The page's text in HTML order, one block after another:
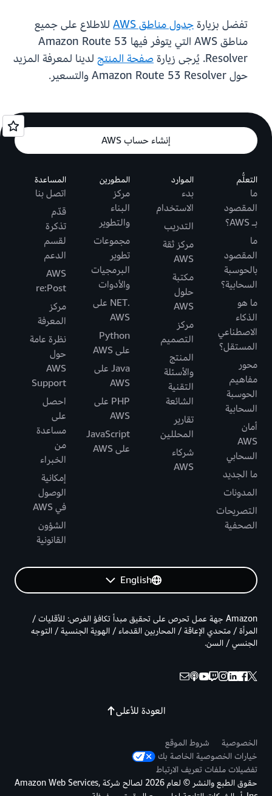
تفضل بزيارةجدول مناطق AWS
للاطلاع على جميع
مناطق AWS التي يتوفر فيها Amazon Route 53
Resolver. يُرجى زيارة
صفحة المنتج لدينا لمعرفة المزيد
حول Amazon Route 53 Resolver والتسعير.
إنشاء حساب AWS
التعلُّم
ما
المقصود
بـ AWS؟
ما
المقصود
بالحوسبة
السحابية؟
ما هو
الذكاء
الاصطناعي
المستقل؟
محور
مفاهيم
الحوسبة
السحابية
أمان
AWS
السحابي
ما الجديد
المدونات
التصريحات
الصحفية
الموارد
بدء
الاستخدام
التدريب
مركز ثقة
AWS
مكتبة
حلول
AWS
مركز
التصميم
المنتج
والأسئلة
التقنية
الشائعة
تقارير
المحللين
شركاء
AWS
المطورين
مركز
البناء
والتطوير
مجموعات
تطوير
البرمجيات
والأدوات
.NET على
AWS
Python
على AWS
Java على
AWS
PHP على
AWS
JavaScript
على AWS
المساعدة
اتصل بنا
قدّم
تذكرة
لقسم
الدعم
AWS
re:Post
مركز
المعرفة
نظرة عامة
حول
AWS
Support
احصل
على
مساعدة
من
الخبراء
إمكانية
الوصول
في AWS
الشؤون
القانونية
English
العودة للأعلى
Amazon جهة عمل تحرص على تحقيق مبدأ تكافؤ الفرص: للأقليات /
المرأة / متحدي الإعاقة / المحاربين القدماء / الهوية الجنسية / التوجه
الجنسي / السن.
الخصوصية
شروط الموقع
خيارات الخصوصية الخاصة بك
تفضيلات ملفات تعريف الارتباط
حقوق الطبع والنشر © لعام 2026 لصالح شركة Amazon Web Services,